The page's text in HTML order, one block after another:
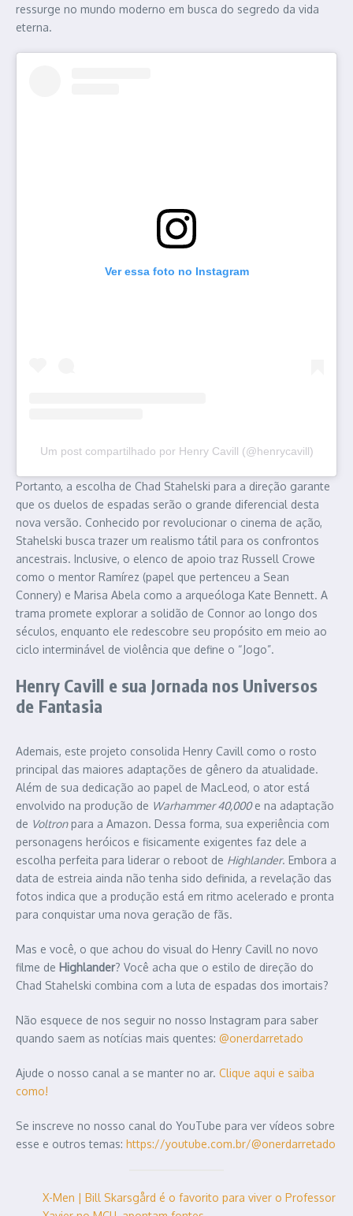
ressurge no mundo moderno em busca do segredo da vida
eterna.
Ver essa foto no Instagram
Um post compartilhado por Henry Cavill (@henrycavill)
Portanto, a escolha de Chad Stahelski para a direção garante
que os duelos de espadas serão o grande diferencial desta
nova versão. Conhecido por revolucionar o cinema de ação,
Stahelski busca trazer um realismo tátil para os confrontos
ancestrais. Inclusive, o elenco de apoio traz Russell Crowe
como o mentor Ramírez (papel que pertenceu a Sean
Connery) e Marisa Abela como a arqueóloga Kate Bennett. A
trama promete explorar a solidão de Connor ao longo dos
séculos, enquanto ele redescobre seu propósito em meio ao
ciclo interminável de violência que define o “Jogo”.
Henry Cavill e sua Jornada nos Universos
de Fantasia
Ademais, este projeto consolida Henry Cavill como o rosto
principal das maiores adaptações de gênero da atualidade.
Além de sua dedicação ao papel de MacLeod, o ator está
envolvido na produção de Warhammer 40,000e na adaptação
de Voltronpara a Amazon. Dessa forma, sua experiência com
personagens heróicos e fisicamente exigentes faz dele a
escolha perfeita para liderar o reboot de Highlander. Embora a
data de estreia ainda não tenha sido definida, a revelação das
fotos indica que a produção está em ritmo acelerado e pronta
para conquistar uma nova geração de fãs.
Mas e você, o que achou do visual do Henry Cavill no novo
filme de Highlander? Você acha que o estilo de direção do
Chad Stahelski combina com a luta de espadas dos imortais?
Não esquece de nos seguir no nosso Instagram para saber
quando saem as notícias mais quentes: @onerdarretado
Ajude o nosso canal a se manter no ar. Clique aqui e saiba
como!
Se inscreve no nosso canal do YouTube para ver vídeos sobre
esse e outros temas: https://youtube.com.br/@onerdarretado
X-Men | Bill Skarsgård é o favorito para viver o Professor